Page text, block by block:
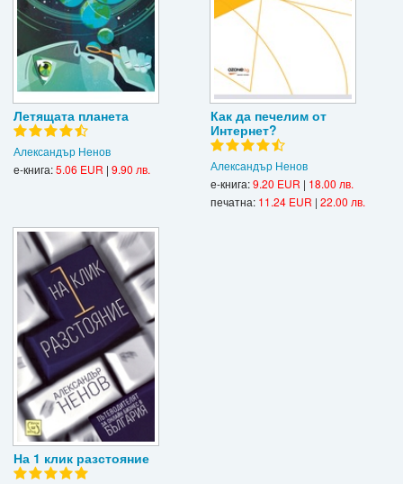
Контакти
Вход
Регистрация
Летящата планета
Александър Ненов
е-книга:5.06 EUR | 9.90 лв.
Как да печелим от
Интернет?
Александър Ненов
е-книга:9.20 EUR | 18.00 лв.
печатна: 11.24 EUR | 22.00 лв.
На 1 клик разстояние